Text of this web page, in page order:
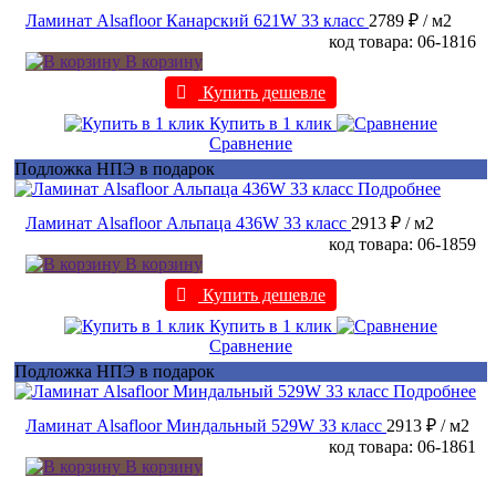
Ламинат Alsafloor Канарский 621W 33 класс 2789 ₽ / м2
код товара: 06-1816
В корзину
Купить дешевле
Купить в 1 клик
Сравнение
Подложка НПЭ в подарок
Подробнее
Ламинат Alsafloor Альпаца 436W 33 класс 2913 ₽ / м2
код товара: 06-1859
В корзину
Купить дешевле
Купить в 1 клик
Сравнение
Подложка НПЭ в подарок
Подробнее
Ламинат Alsafloor Миндальный 529W 33 класс 2913 ₽ / м2
код товара: 06-1861
В корзину